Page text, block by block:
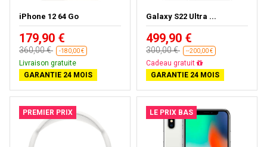
iPhone 12 64 Go
179,90 €
360,00 € -180,00 €
Livraison gratuite
GARANTIE 24 MOIS
Galaxy S22 Ultra ...
499,90 €
300,00 € --200,00 €
Presque épuisé
GARANTIE 24 MOIS
PREMIER PRIX LE PRIX BAS